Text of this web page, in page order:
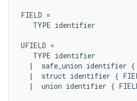
FIELD =
TYPE identifier
UFIELD =
TYPE identifier
|
safe_union identifier {
|
struct identifier {
|
union identifier {